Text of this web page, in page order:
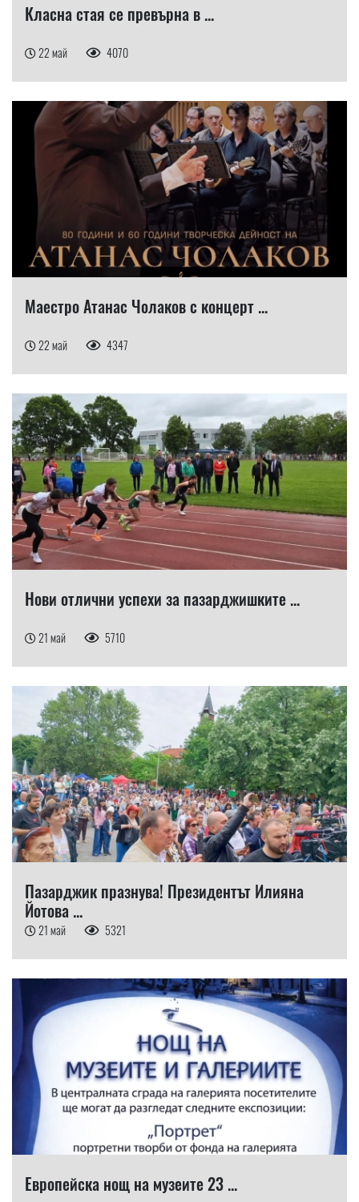
Класна стая се превърна в ...
22 май 4070
Маестро Атанас Чолаков с концерт ...
22 май 4347
Нови отлични успехи за пазарджишките ...
21 май 5710
Пазарджик празнува! Президентът Илияна
Йотова ...
21 май 5321
Европейска нощ на музеите 23 ...